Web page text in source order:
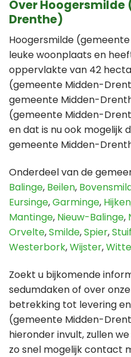
Over
Drenthe)
Hoogersmilde
leuke woonplaats en
oppervlakte van 42
(gemeente Midden-
gemeente Midden-
(gemeente Midden-
en dat is nu ook mogelijk
gemeente Midden-
Onderdeel van de
Balinge, Beilen,
Eursinge,Garminge, Hijken
Mantinge, Nieuw-Balinge,
Orvelte,Smilde,Spier,
Westerbork,Wijster,
Zoekt u bijkomende
sedumdaken of over
betrekking tot levering
(gemeente Midden-
hieronder invult, zullen
zo snel mogelijk contact